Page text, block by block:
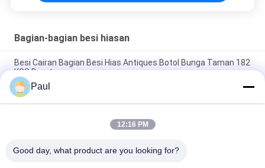
Bagian-bagian besi hiasan
Besi Cairan Bagian Besi Hias Antiques Botol Bunga Taman 182
KGS Berat
Bagian-bagian besi hias yang ditempa di luar Balkon besi
tempa ISO9001
Baja Solid Bar Material Bagian Besi Hias C / S Gulung Dekorasi
Paul
12:16 PM
Good day, what product are you looking for?